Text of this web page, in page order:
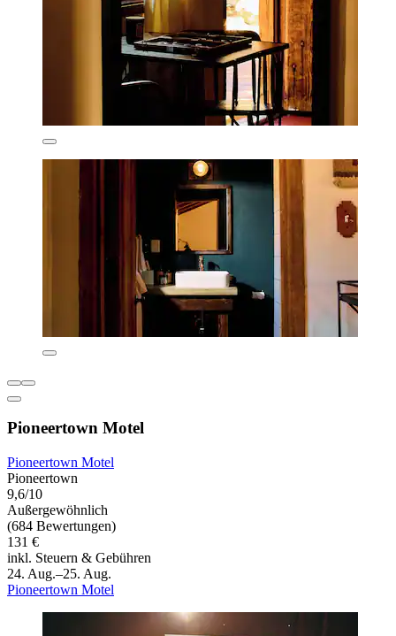
Pioneertown Motel
Pioneertown Motel
Pioneertown
9,6/10
Außergewöhnlich
(684 Bewertungen)
131 €
inkl. Steuern & Gebühren
24. Aug.–25. Aug.
Pioneertown Motel